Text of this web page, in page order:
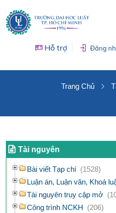
Hỗ trợ Đăng
Trang Chủ
Tài nguyên
Bài viết Tạp chí (1528)
Luận án, Luận văn, Khoá
Tài nguyên truy cập mở
Công trình NCKH (206)